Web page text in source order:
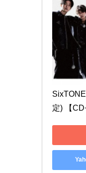
定) 【